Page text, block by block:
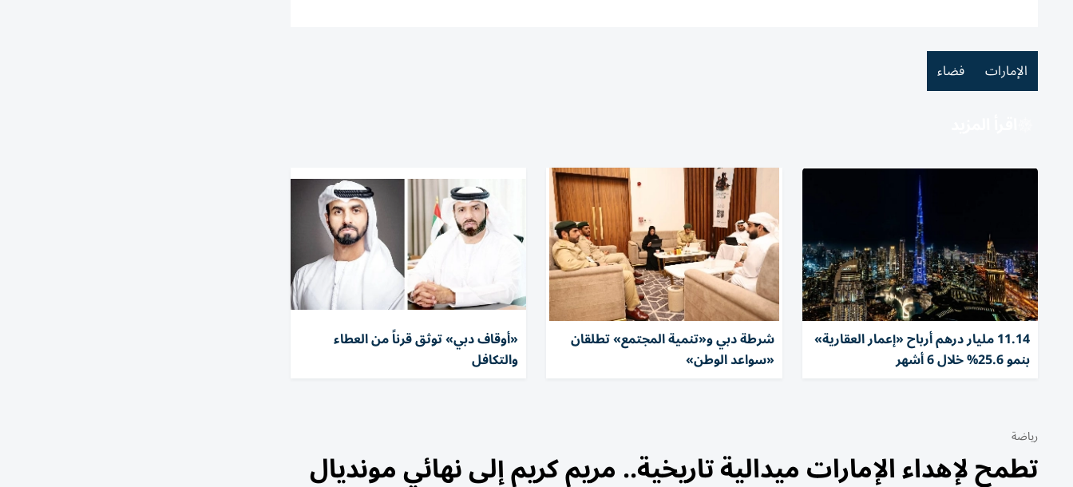
الإمارات فضاء
11.14 مليار درهم أرباح «إعمار العقارية»
بنمو 25.6% خلال 6 أشهر
شرطة دبي و«تنمية المجتمع» تطلقان
«سواعد الوطن»
«أوقاف دبي» توثق قرناً من العطاء
والتكافل
رياضة
تطمح لإهداء الإمارات ميدالية تاريخية.. مريم كريم إلى نهائي مونديال